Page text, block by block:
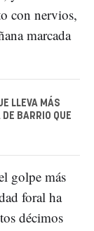
con nervios,
marcada
LLEVA MÁS
BARRIO QUE
golpe más
foral ha
décimos